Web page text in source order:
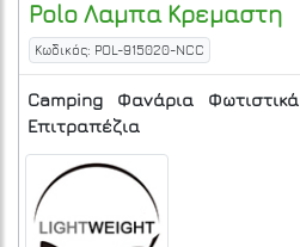
Polo Λαμπα Κρεμαστη
Κωδικός: POL-915020-NCC
Camping Φανάρια Φωτιστικά
Επιτραπέζια